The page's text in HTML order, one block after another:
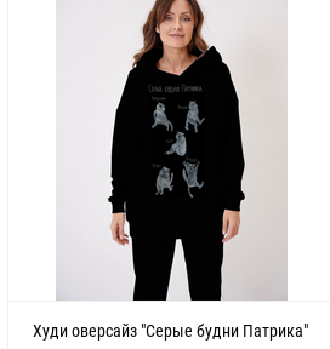
Худи оверсайз "Серые будни Патрика"